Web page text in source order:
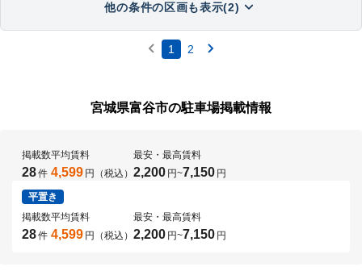
他の条件の区画も表示(2)
1 2
宮城県富谷市の駐車場掲載情報
掲載数
28件
平均賃料
4,599 円（税込）
最安・最高賃料
2,200 円~7,150 円
平置き
掲載数
28件
平均賃料
4,599 円（税込）
最安・最高賃料
2,200 円~7,150 円